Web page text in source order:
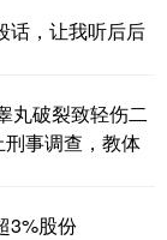
话，让我听后后
丸破裂致轻伤二
事调查，教体
3%股份